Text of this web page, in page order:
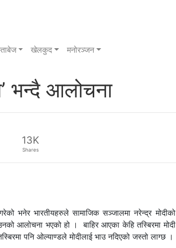
खेलकुद मनोरञ्जन
भन्दै आलोचना
13K
Shares
भनेर भारतीयहरुले सामाजिक सञ्जालमा नरेन्द्र मोदीको
आलोचना भएको हो । बाहिर आएका केहि तस्बिरमा मोदी
पनि ओल्याण्डले मोदीलाई भाउ नदिएको जस्तो लाग्छ ।